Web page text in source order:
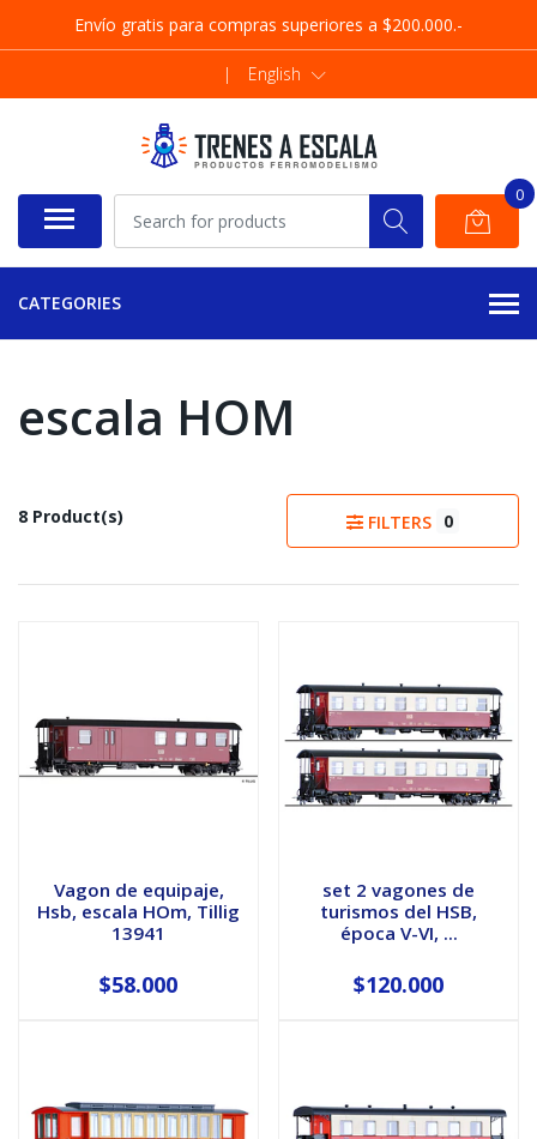
Envío gratis para compras superiores a $200.000.-
| English
0
CATEGORIES
escala HOM
8 Product(s) FILTERS 0
Vagon de equipaje,
Hsb, escala HOm, Tillig
13941
$58.000
set 2 vagones de
turismos del HSB,
época V-VI, ...
$120.000